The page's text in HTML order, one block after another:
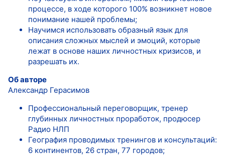
процессе, в ходе которого 100% возникнет новое
понимание нашей проблемы;
Научимся использовать образный язык для
описания сложных мыслей и эмоций, которые
лежат в основе наших личностных кризисов, и
разрешать их.
Об авторе
Александр Герасимов
Профессиональный переговорщик, тренер
глубинных личностных проработок, продюсер
Радио НЛП
География проводимых тренингов и консультаций:
6 континентов, 26 стран, 77 городов;